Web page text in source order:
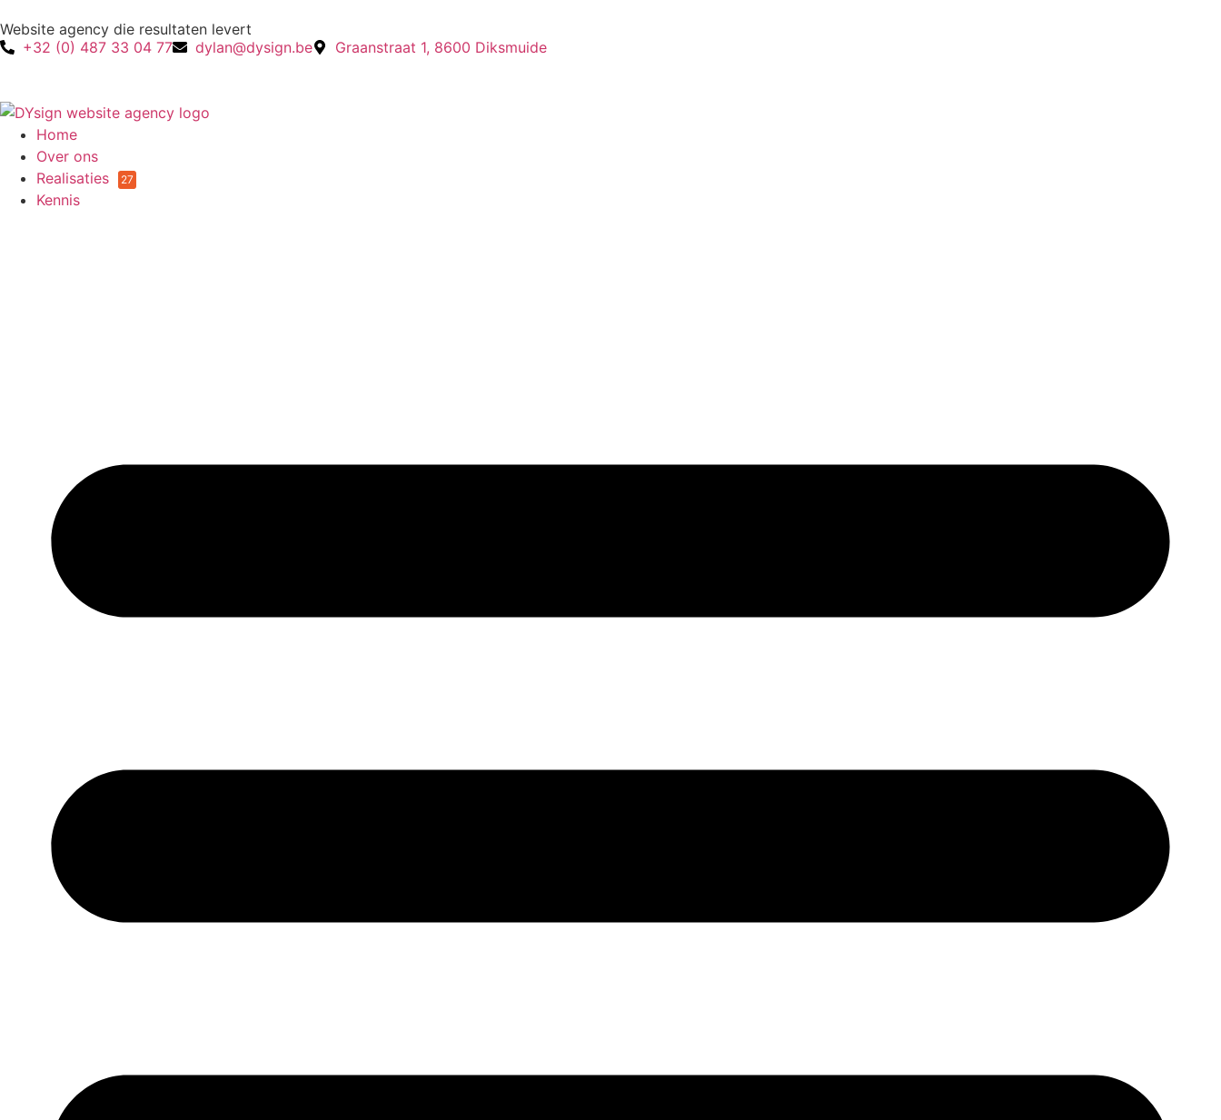
Website agency die resultaten levert
+32 (0) 487 33 04 77
dylan@dysign.be Graanstraat 1, 8600 Diksmuide
Home
Over ons
Realisaties
27
Kennis